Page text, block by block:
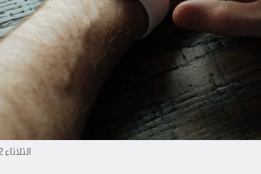
الثلاثاء 2 يونيو 2026 / 10:58